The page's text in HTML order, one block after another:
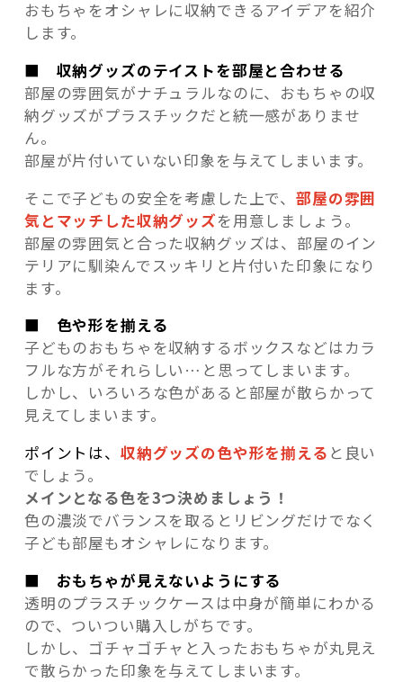
おもちゃをオシャレに収納できるアイデアを紹介
します。
■ 収納グッズのテイストを部屋と合わせる
部屋の雰囲気がナチュラルなのに、おもちゃの収
納グッズがプラスチックだと統一感がありませ
ん。
部屋が片付いていない印象を与えてしまいます。
そこで子どもの安全を考慮した上で、部屋の雰囲
気とマッチした収納グッズを用意しましょう。
部屋の雰囲気と合った収納グッズは、部屋のイン
テリアに馴染んでスッキリと片付いた印象になり
ます。
■ 色や形を揃える
子どものおもちゃを収納するボックスなどはカラ
フルな方がそれらしい…と思ってしまいます。
しかし、いろいろな色があると部屋が散らかって
見えてしまいます。
ポイントは、 収納グッズの色や形を揃える と良い
でしょう。
メインとなる色を3つ決めましょう！
色の濃淡でバランスを取るとリビングだけでなく
子ども部屋もオシャレになります。
■ おもちゃが見えないようにする
透明のプラスチックケースは中身が簡単にわかる
ので、ついつい購入しがちです。
しかし、ゴチャゴチャと入ったおもちゃが丸見え
で散らかった印象を与えてしまいます。